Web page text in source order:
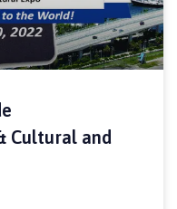
Cultural and